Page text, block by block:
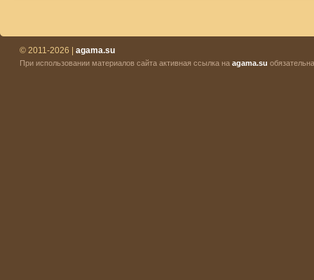
© 2011-2026 | agama.su
При использовании материалов сайта активная ссылка на agama.su